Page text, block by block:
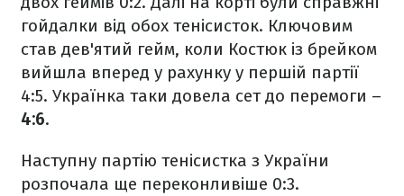
гойдалки від обох тенісисток. Ключовим
став дев'ятий гейм, коли Костюк із брейком
вийшла вперед у рахунку у першій партії
4:5. Українка таки довела сет до перемоги –
4:6.
Наступну партію тенісистка з України
розпочала ще переконливіше 0:3.